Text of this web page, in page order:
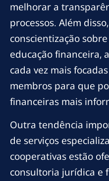
melhorar a
processos. Além
conscientização
educação financeira,
cada vez mais
membros para que
financeiras mais
Outra tendência
de serviços
cooperativas estão
consultoria jurídica e